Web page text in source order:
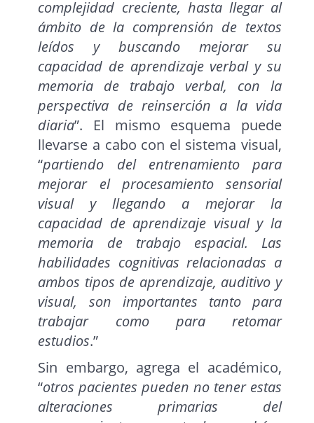
complejidad creciente, hasta llegar al
ámbito de la comprensión de textos
leídos y buscando mejorar su
capacidad de aprendizaje verbal y su
memoria de trabajo verbal, con la
perspectiva de reinserción a la vida
diaria”. El mismo esquema puede
llevarse a cabo con el sistema visual,
“partiendo del entrenamiento para
mejorar el procesamiento sensorial
visual y llegando a mejorar la
capacidad de aprendizaje visual y la
memoria de trabajo espacial. Las
habilidades cognitivas relacionadas a
ambos tipos de aprendizaje, auditivo y
visual, son importantes tanto para
trabajar como para retomar
estudios.”
Sin embargo, agrega el académico,
“otros pacientes pueden no tener estas
alteraciones primarias del